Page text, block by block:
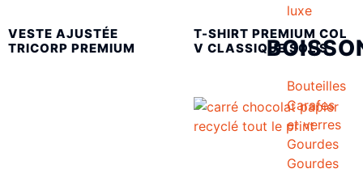
luxe
Bouteilles
Carafes
et verres
Gourdes
Gourdes
VESTE AJUSTÉE
TRICORP PREMIUM
T-SHIRT PREMIUM COL
V CLASSIQUE SOL'S